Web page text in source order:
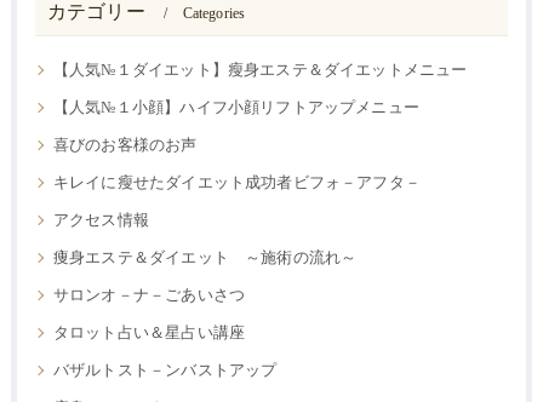
カテゴリー Categories
【人気№１ダイエット】瘦身エステ＆ダイエットメニュー
【人気№１小顔】ハイフ小顔リフトアップメニュー
喜びのお客様のお声
キレイに瘦せたダイエット成功者ビフォ－アフタ－
アクセス情報
痩身エステ＆ダイエット ～施術の流れ～
サロンオ－ナ－ごあいさつ
タロット占い＆星占い講座
バザルトスト－ンバストアップ